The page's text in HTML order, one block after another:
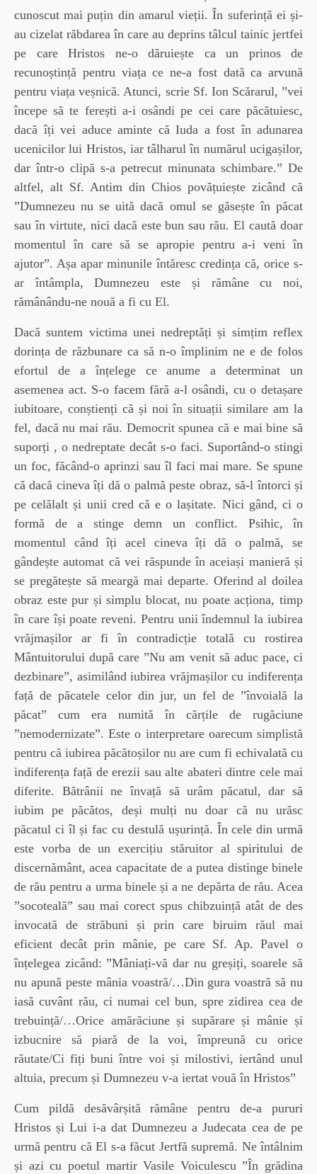
cunoscut mai puțin din amarul vieții. În suferință ei și-
au cizelat răbdarea în care au deprins tâlcul tainic jertfei
pe care Hristos ne-o dăruiește ca un prinos de
recunoștință pentru viața ce ne-a fost dată ca arvună
pentru viața veșnică. Atunci, scrie Sf. Ion Scărarul, ”vei
începe să te ferești a-i osândi pe cei care păcătuiesc,
dacă îți vei aduce aminte că Iuda a fost în adunarea
ucenicilor lui Hristos, iar tâlharul în numărul ucigașilor,
dar într-o clipă s-a petrecut minunata schimbare.” De
altfel, alt Sf. Antim din Chios povățuiește zicând că
”Dumnezeu nu se uită dacă omul se găsește în păcat
sau în virtute, nici dacă este bun sau rău. El caută doar
momentul în care să se apropie pentru a-i veni în
ajutor”. Așa apar minunile întăresc credința că, orice s-
ar întâmpla, Dumnezeu este și rămâne cu noi,
rămânându-ne nouă a fi cu El.
Dacă suntem victima unei nedreptăți și simțim reflex
dorința de răzbunare ca să n-o împlinim ne e de folos
efortul de a înțelege ce anume a determinat un
asemenea act. S-o facem fără a-l osândi, cu o detașare
iubitoare, conștienți că și noi în situații similare am la
fel, dacă nu mai rău. Democrit spunea că e mai bine să
suporți , o nedreptate decât s-o faci. Suportând-o stingi
un foc, făcând-o aprinzi sau îl faci mai mare. Se spune
că dacă cineva îți dă o palmă peste obraz, să-l întorci și
pe celălalt și unii cred că e o lașitate. Nici gând, ci o
formă de a stinge demn un conflict. Psihic, în
momentul când îți acel cineva îți dă o palmă, se
gândește automat că vei răspunde în aceiași manieră și
se pregătește să meargă mai departe. Oferind al doilea
obraz este pur și simplu blocat, nu poate acționa, timp
în care își poate reveni. Pentru unii îndemnul la iubirea
vrăjmașilor ar fi în contradicție totală cu rostirea
Mântuitorului după care ”Nu am venit să aduc pace, ci
dezbinare”, asimilând iubirea vrăjmașilor cu indiferența
față de păcatele celor din jur, un fel de ”învoială la
păcat” cum era numită în cărțile de rugăciune
”nemodernizate”. Este o interpretare oarecum simplistă
pentru că iubirea păcătoșilor nu are cum fi echivalată cu
indiferența față de erezii sau alte abateri dintre cele mai
diferite. Bătrânii ne învață să urâm păcatul, dar să
iubim pe păcătos, deși mulți nu doar că nu urăsc
păcatul ci îl și fac cu destulă ușurință. În cele din urmă
este vorba de un exercițiu stăruitor al spiritului de
discernământ, acea capacitate de a putea distinge binele
de rău pentru a urma binele și a ne depărta de rău. Acea
”socoteală” sau mai corect spus chibzuință atât de des
invocată de străbuni și prin care biruim răul mai
eficient decât prin mânie, pe care Sf. Ap. Pavel o
înțelegea zicând: ”Mâniați-vă dar nu greșiți, soarele să
nu apună peste mânia voastră/…Din gura voastră să nu
iasă cuvânt rău, ci numai cel bun, spre zidirea cea de
trebuință/…Orice amărăciune și supărare și mânie și
izbucnire să piară de la voi, împreună cu orice
răutate/Ci fiți buni între voi și milostivi, iertând unul
altuia, precum și Dumnezeu v-a iertat vouă în Hristos”
Cum pildă desăvârșită rămâne pentru de-a pururi
Hristos și Lui i-a dat Dumnezeu a Judecata cea de pe
urmă pentru că El s-a făcut Jertfă supremă. Ne întâlnim
și azi cu poetul martir Vasile Voiculescu ”În grădina